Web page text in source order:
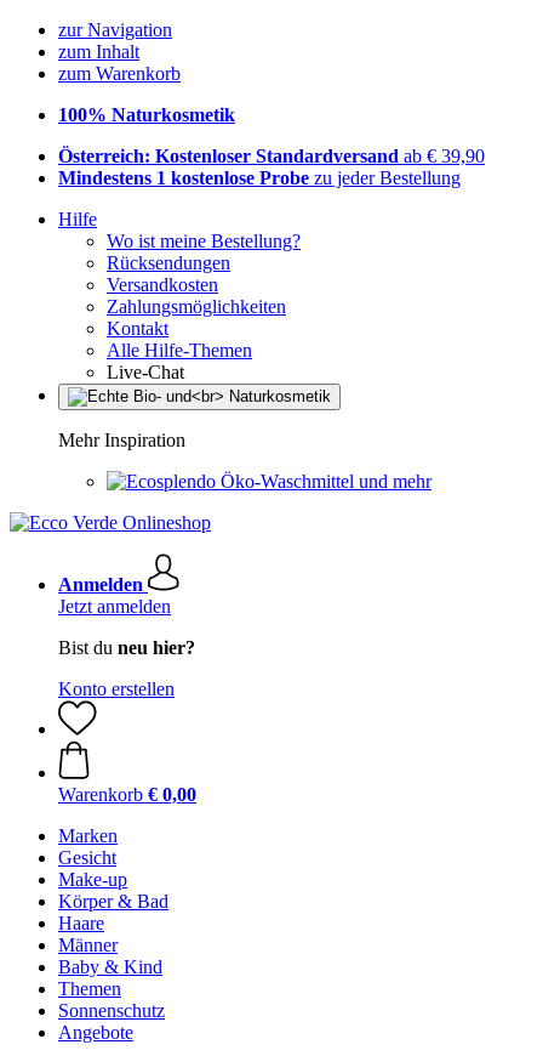
zur Navigation
zum Inhalt
zum Warenkorb
100% Naturkosmetik
Österreich: Kostenloser Standardversand ab € 39,90
Mindestens 1 kostenlose Probe zu jeder Bestellung
Hilfe
Wo ist meine Bestellung?
Rücksendungen
Versandkosten
Zahlungsmöglichkeiten
Kontakt
Alle Hilfe-Themen
Live-Chat
Mehr Inspiration
Öko-Waschmittel und mehr
Anmelden
Jetzt anmelden
Bist du neu hier?
Konto erstellen
Warenkorb € 0,00
Marken
Gesicht
Make-up
Körper & Bad
Haare
Männer
Baby & Kind
Themen
Sonnenschutz
Angebote